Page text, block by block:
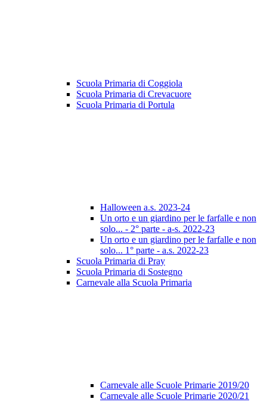
Scuola Primaria di Coggiola
Scuola Primaria di Crevacuore
Scuola Primaria di Portula
Halloween a.s. 2023-24
Un orto e un giardino per le farfalle e non
solo... - 2° parte - a-s. 2022-23
Un orto e un giardino per le farfalle e non
solo... 1° parte - a.s. 2022-23
Scuola Primaria di Pray
Scuola Primaria di Sostegno
Carnevale alla Scuola Primaria
Carnevale alle Scuole Primarie 2019/20
Carnevale alle Scuole Primarie 2020/21